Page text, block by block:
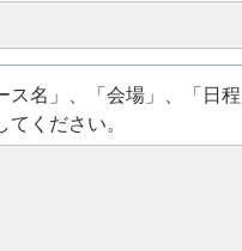
名」、「会場」、「日
ください。